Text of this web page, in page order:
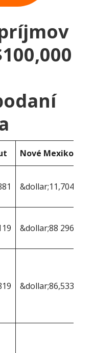
Nové Mexiko
&dollar;11,704
&dollar;88 296
&dollar;86,533